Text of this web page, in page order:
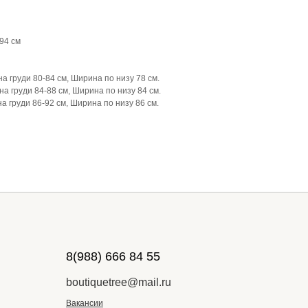
см
груди 80-84 см, Ширина по низу 78 см.
груди 84-88 см, Ширина по низу 84 см.
груди 86-92 см, Ширина по низу 86 см.
8(988) 666 84 55
boutiquetree@mail.ru
Вакансии